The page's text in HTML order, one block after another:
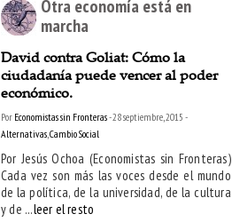
Otra economía está en
marcha
David contra Goliat: Cómo la
ciudadanía puede vencer al poder
económico.
Por Economistas sin Fronteras- 28 septiembre, 2015 -
Alternativas,Cambio Social
Por Jesús Ochoa (Economistas sin Fronteras)
Cada vez son más las voces desde el mundo
de la política, de la universidad, de la cultura
y de ...leer el resto